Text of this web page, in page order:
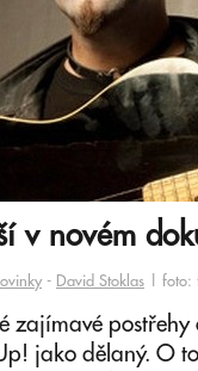
v novém
- David Stoklas | foto:
zajímavé
jako dělaný. O